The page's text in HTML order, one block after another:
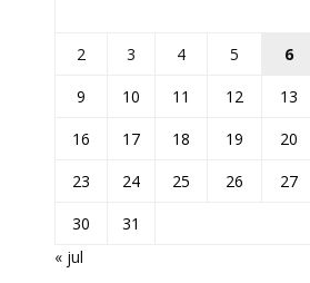
2
3 4 5 6
9
10 11 12 13
16
17 18 19 20
23
24 25 26 27
30
31
« jul